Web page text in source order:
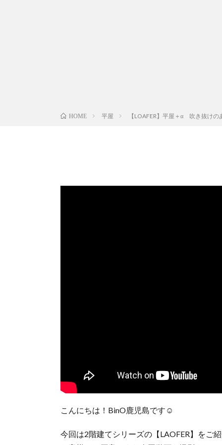
HOME 平屋 【LOAFER】平屋＋α 吹き抜け
こんにちは！BinO鹿児島です☺
今回は2階建てシリーズの【LAOFER】をご紹